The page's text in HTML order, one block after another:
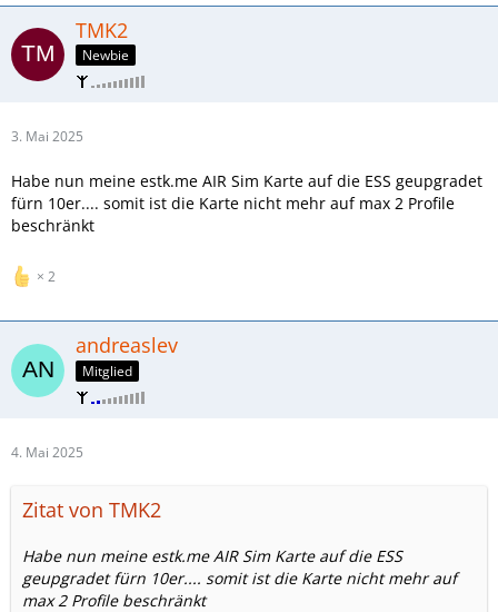
Kartenprofil zu Upgraden... Weiß wer wie genau das geht?
TMK2
Newbie
3. Mai 2025
Habe nun meine estk.me AIR Sim Karte auf die ESS geupgradet
fürn 10er.... somit ist die Karte nicht mehr auf max 2 Profile
beschränkt
2
andreaslev
Mitglied
4. Mai 2025
Zitat von TMK2
Habe nun meine estk.me AIR Sim Karte auf die ESS
geupgradet fürn 10er.... somit ist die Karte nicht mehr auf
max 2 Profile beschränkt